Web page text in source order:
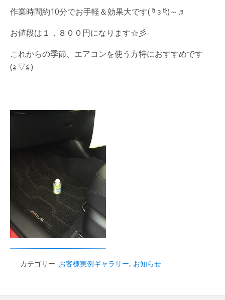
作業時間約10分でお手軽＆効果大です( ᵅั ᴈ ᵅั;)～♬
お値段は１，８００円になります☆彡
これからの季節、エアコンを使う方特におすすめです
(≧▽≦)
カテゴリー: お客様実例ギャラリー, お知らせ